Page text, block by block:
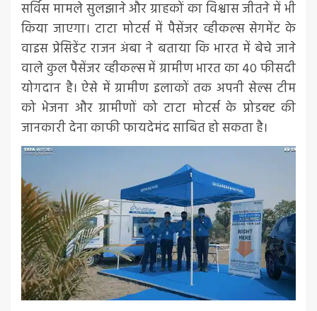
सर्विस मामले सुलझाने और ग्राहकों का विश्वास जीतने में भी
किया जाएगा। टाटा मोटर्स में पैसेंजर व्हीकल्स सेगमेंट के
वाइस प्रेसिडेंट राजन अंबा ने बताया कि भारत में बेचे जाने
वाले कुल पैसेंजर व्हीकल्स में ग्रामीण भारत का 40 फीसदी
योगदान है। ऐसे में ग्रामीण इलाकों तक अपनी सेल्स टीम
को भेजना और ग्रामीणों को टाटा मोटर्स के प्रोडक्ट की
जानकारी देना काफी फायदेमंद साबित हो सकता है।